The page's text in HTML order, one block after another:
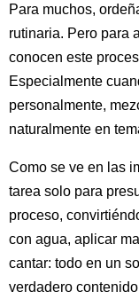
Para muchos,
rutinaria. Pero para
conocen este
Especialmente
personalmente,
naturalmente en
Como se ve en las
tarea solo para
proceso,
con agua, aplicar
cantar: todo en un
verdadero